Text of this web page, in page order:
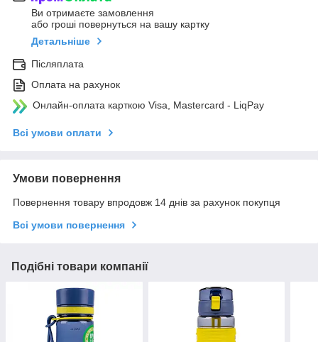
Ви отримаєте замовлення
або гроші повернуться на вашу картку
Детальніше
Післяплата
Оплата на рахунок
Онлайн-оплата карткою Visa, Mastercard - LiqPay
Всі умови оплати
Умови повернення
Повернення товару впродовж 14 днів за рахунок покупця
Всі умови повернення
Подібні товари компанії